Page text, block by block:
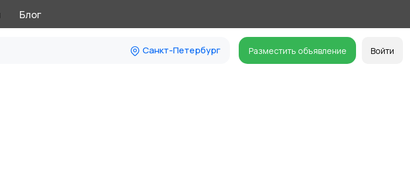
Блог
Санкт-Петербург Разместить объявление Войти